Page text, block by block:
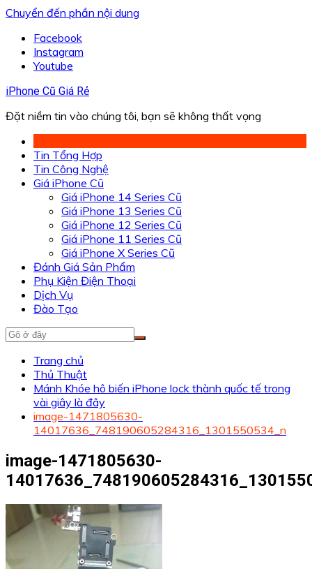
Chuyển đến phần nội dung
Facebook
Instagram
Youtube
iPhone Cũ Giá Rẻ
Đặt niềm tin vào chúng tôi, bạn sẽ không thất vọng
Tin Tổng Hợp
Tin Công Nghệ
Giá iPhone Cũ
Giá iPhone 14 Series Cũ
Giá iPhone 13 Series Cũ
Giá iPhone 12 Series Cũ
Giá iPhone 11 Series Cũ
Giá iPhone X Series Cũ
Đánh Giá Sản Phẩm
Phụ Kiện Điện Thoại
Dịch Vụ
Đào Tạo
Trang chủ
Thủ Thuật
Mánh Khóe hô biến iPhone lock thành quốc tế trong
vài giây là đây
image-1471805630-
14017636_748190605284316_1301550534_n
image-1471805630-